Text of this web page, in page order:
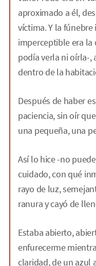
aproximado a él,
víctima. Y la
imperceptible era la
podía verla ni oírla-,
dentro de la
Después de haber
paciencia, sin oír
una pequeña, una
Así lo hice -no
cuidado, con qué
rayo de luz,
ranura y cayó de
Estaba abierto,
enfurecerme
claridad, de un azul